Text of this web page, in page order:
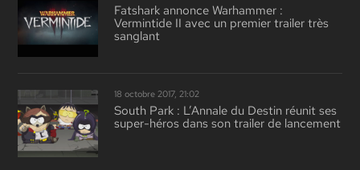
Fatshark annonce Warhammer :
Vermintide II avec un premier trailer très
sanglant
18 octobre 2017, 21:02
South Park : L’Annale du Destin réunit ses
super-héros dans son trailer de lancement